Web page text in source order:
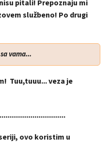
pitali! Prepoznaju mi
službeno! Po drugi
vama...
Tuu,tuuu... veza je
ovo koristim u